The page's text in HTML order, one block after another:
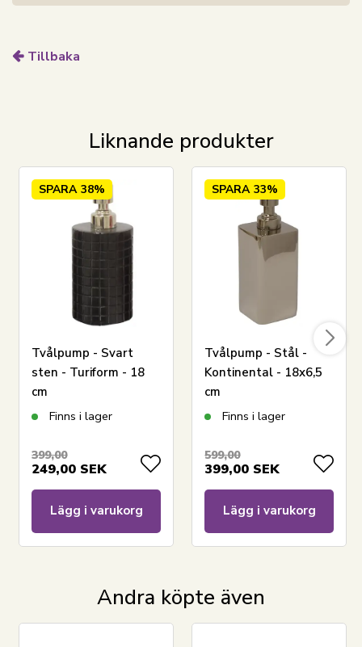
Se vårt urval av förvaring till badrummet
Har du frågor om produkten?
Tillbaka
Liknande produkter
SPARA 38%
Tvålpump - Svart
sten - Turiform - 18
cm
Finns i lager
399,00
249,00 SEK
Lägg i varukorg
SPARA 33%
Tvålpump - Stål -
Kontinental - 18x6,5
cm
Finns i lager
599,00
399,00 SEK
Lägg i varukorg
Andra köpte även